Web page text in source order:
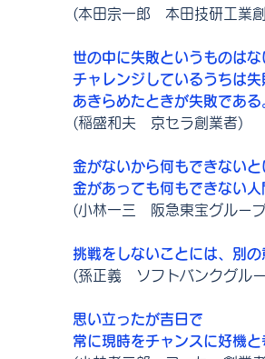
(本田宗一郎　本田技研工業
世の中に失敗というものはな
チャレンジしているうちは失
あきらめたときが失敗である
(稲盛和夫　京セラ創業者)
金がないから何もできないと
金があっても何もできない人
(小林一三　阪急東宝グルー
挑戦をしないことには、別の
(孫正義　ソフトバンクグル
思い立ったが吉日で
常に現時をチャンスに好機と